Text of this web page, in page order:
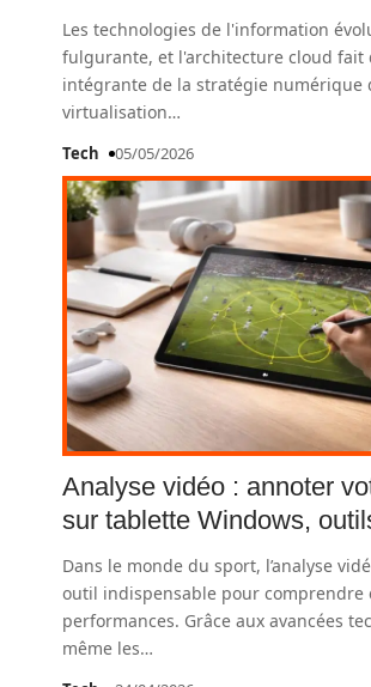
Les technologies de l'information
fulgurante, et l'architecture cloud fait
intégrante de la stratégie numérique
virtualisation…
Tech 05/05/2026
Analyse vidéo : annoter
sur tablette Windows,
Dans le monde du sport, l’analyse
outil indispensable pour comprendre
performances. Grâce aux avancées
même les…